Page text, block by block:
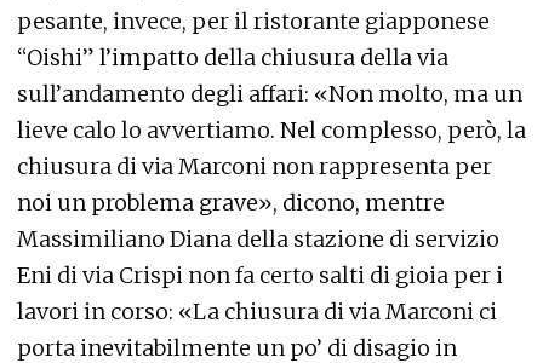
pesante, invece, per il ristorante giapponese
“Oishi” l’impatto della chiusura della via
sull’andamento degli affari: «Non molto, ma un
lieve calo lo avvertiamo. Nel complesso, però, la
chiusura di via Marconi non rappresenta per
noi un problema grave», dicono, mentre
Massimiliano Diana della stazione di servizio
Eni di via Crispi non fa certo salti di gioia per i
lavori in corso: «La chiusura di via Marconi ci
porta inevitabilmente un po’ di disagio in